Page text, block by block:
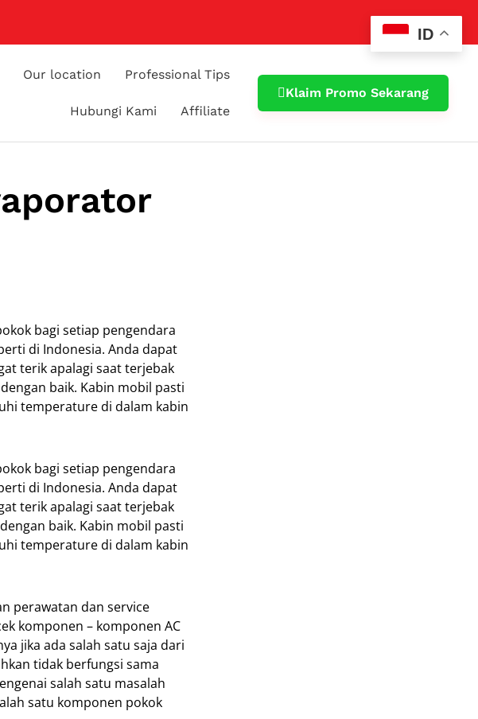
Our location Professional Tips
Hubungi Kami Affiliate
Klaim Promo Sekarang
bagi setiap pengendara
di Indonesia. Anda dapat
terik apalagi saat terjebak
baik. Kabin mobil pasti
temperature di dalam kabin
bagi setiap pengendara
di Indonesia. Anda dapat
terik apalagi saat terjebak
baik. Kabin mobil pasti
temperature di dalam kabin
perawatan dan service
komponen – komponen AC
jika ada salah satu saja dari
tidak berfungsi sama
salah satu masalah
satu komponen pokok
ID